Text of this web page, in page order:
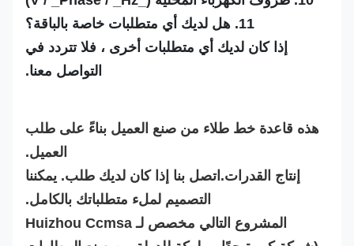
إذا كان لديك أي متطلبات أخرى ، فلا تتردد في
التواصل معنا.
هذه قاعدة خط طلاء من صنع العميل بناءً على طلب
العميل.
إنتاج القدرات.اتصل بنا إذا كان لديك طلب. يمكننا
التصميم لملء متطلباتك بالكامل.
المشروع التالي مخصص لـ Huizhou Ccmsa